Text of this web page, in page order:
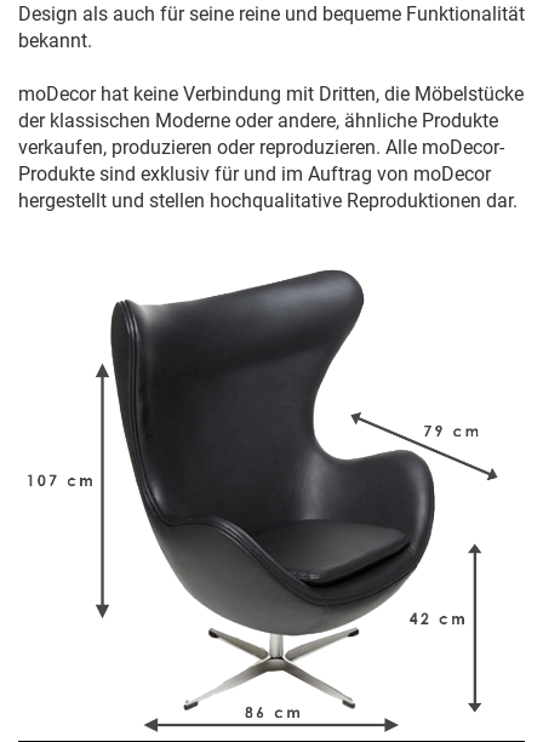
Design als auch für seine reine und bequeme Funktionalität
bekannt.
moDecor hat keine Verbindung mit Dritten, die Möbelstücke
der klassischen Moderne oder andere, ähnliche Produkte
verkaufen, produzieren oder reproduzieren. Alle moDecor-
Produkte sind exklusiv für und im Auftrag von moDecor
hergestellt und stellen hochqualitative Reproduktionen dar.